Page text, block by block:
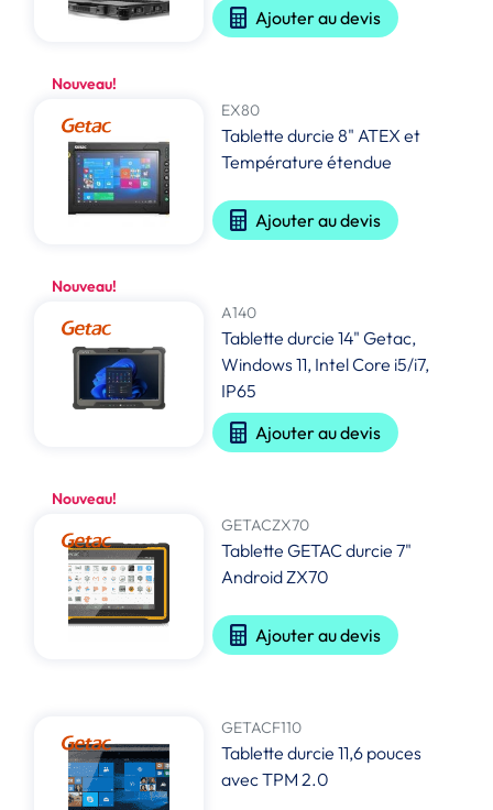
Ajouter au devis
Nouveau!
EX80
Tablette durcie 8" ATEX et
Température étendue
Ajouter au devis
Nouveau!
A140
Tablette durcie 14" Getac,
Windows 11, Intel Core i5/i7,
IP65
Ajouter au devis
Nouveau!
GETACZX70
Tablette GETAC durcie 7"
Android ZX70
Ajouter au devis
GETACF110
Tablette durcie 11,6 pouces
avec TPM 2.0